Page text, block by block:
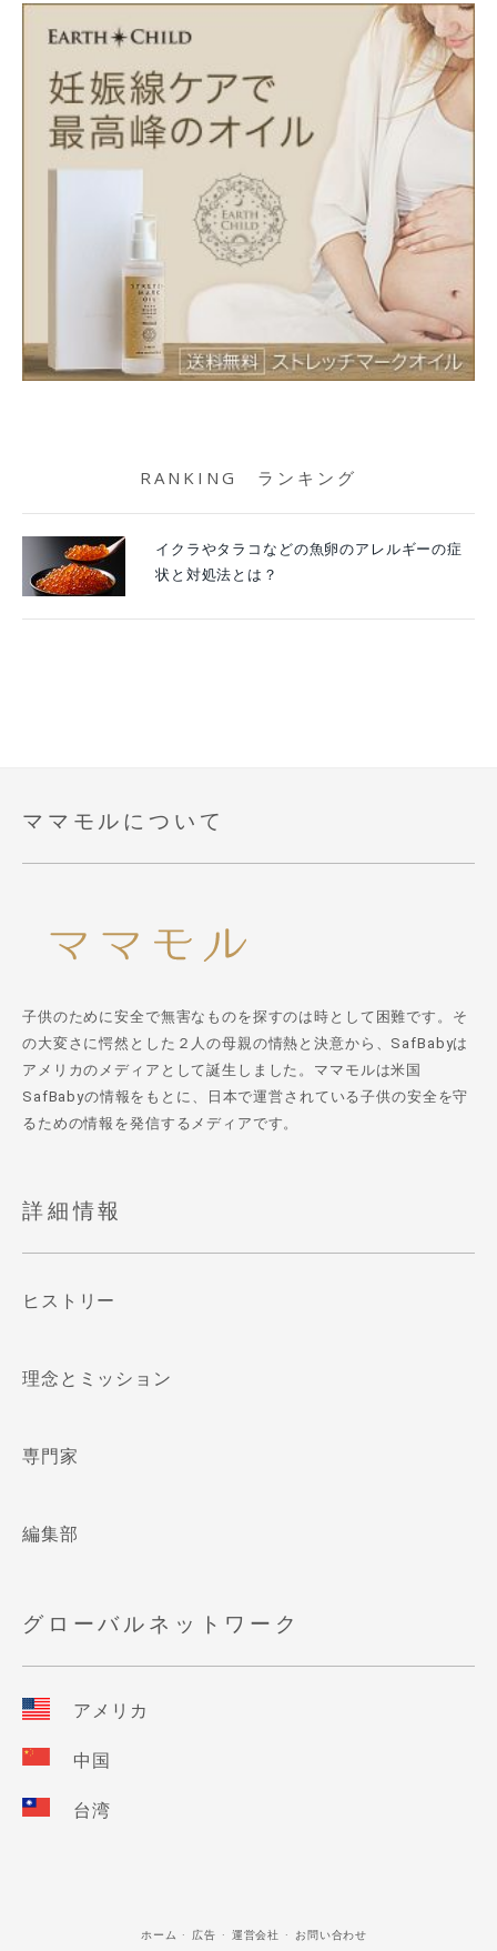
RANKING ランキング
イクラやタラコなどの魚卵のアレルギーの症
状と対処法とは？
ママモルについて
子供のために安全で無害なものを探すのは時として困難です。そ
の大変さに愕然とした２人の母親の情熱と決意から、SafBabyは
アメリカのメディアとして誕生しました。ママモルは米国
SafBabyの情報をもとに、日本で運営されている子供の安全を守
るための情報を発信するメディアです。
詳細情報
ヒストリー
理念とミッション
専門家
編集部
グローバルネットワーク
アメリカ
中国
台湾
ホーム 広告 運営会社 お問い合わせ